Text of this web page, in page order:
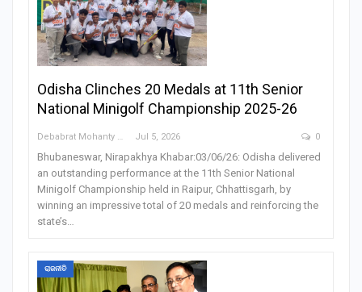
Odisha Clinches 20 Medals at 11th Senior
National Minigolf Championship 2025-26
Debabrat Mohanty Jul 5, 2026 0
Bhubaneswar, Nirapakhya Khabar:03/06/26: Odisha delivered
an outstanding performance at the 11th Senior National
Minigolf Championship held in Raipur, Chhattisgarh, by
winning an impressive total of 20 medals and reinforcing the
state’s…
ରାଜନୀତି